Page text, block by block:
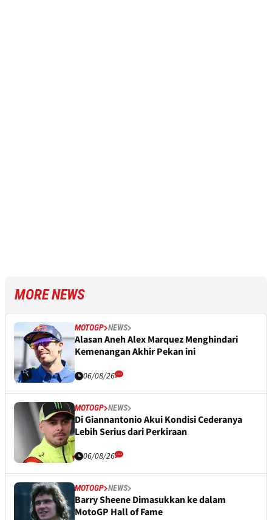
MORE NEWS
MOTOGP NEWS
Alasan Aneh Alex Marquez Menghindari
Kemenangan Akhir Pekan ini
06/08/26
MOTOGP NEWS
Di Giannantonio Akui Kondisi Cederanya
Lebih Serius dari Perkiraan
06/08/26
MOTOGP NEWS
Barry Sheene Dimasukkan ke dalam
MotoGP Hall of Fame